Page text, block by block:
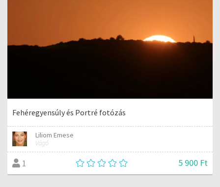
Fehéregyensúly és Portré fotózás
Liliom Emese
Vágó
1 5 900 Ft